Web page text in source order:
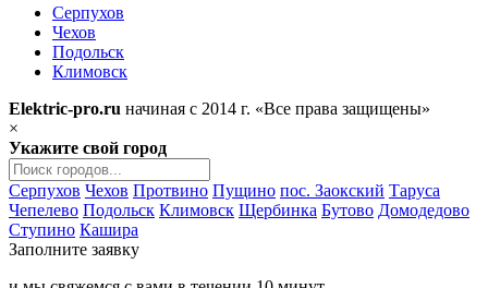
Серпухов
Чехов
Подольск
Климовск
Elektric-pro.ru начиная с 2014 г. «Все права защищены»
×
Укажите свой город
Серпухов Чехов Протвино Пущино пос. Заокский Таруса
Чепелево Подольск Климовск Щербинка Бутово Домодедово
Ступино Кашира
Заполните заявку